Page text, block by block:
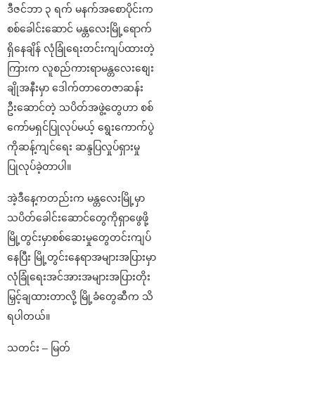
ဒီဇင်ဘာ ၃ ရက် မနက်အစောပိုင်းက
စစ်ခေါင်းဆောင် မန္တလေးမြို့ရောက်
ရှိနေချိန် လုံခြုံရေးတင်းကျပ်ထားတဲ့
ကြားက လူစည်ကားရာမန္တလေးစျေး
ချိုအနီးမှာ ဒေါက်တာတေဇာဆန်း
ဦးဆောင်တဲ့ သပိတ်အဖွဲ့တွေဟာ စစ်
ကော်မရှင်ပြုလုပ်မယ့် ရွေးကောက်ပွဲ
ကိုဆန့်ကျင်ရေး ဆန္ဒပြလှုပ်ရှားမှု
ပြုလုပ်ခဲ့တာပါ။
အဲ့ဒီနေ့ကတည်းက မန္တလေးမြို့မှာ
သပိတ်ခေါင်းဆောင်တွေကိုရှာဖွေဖို့
မြို့တွင်းမှာစစ်ဆေးမှုတွေတင်းကျပ်
နေပြီး မြို့တွင်းနေရာအများအပြားမှာ
လုံခြုံရေးအင်အားအများအပြားတိုး
မြှင့်ချထားတာလို့ မြို့ခံတွေဆီက သိ
ရပါတယ်။
သတင်း – မြတ်